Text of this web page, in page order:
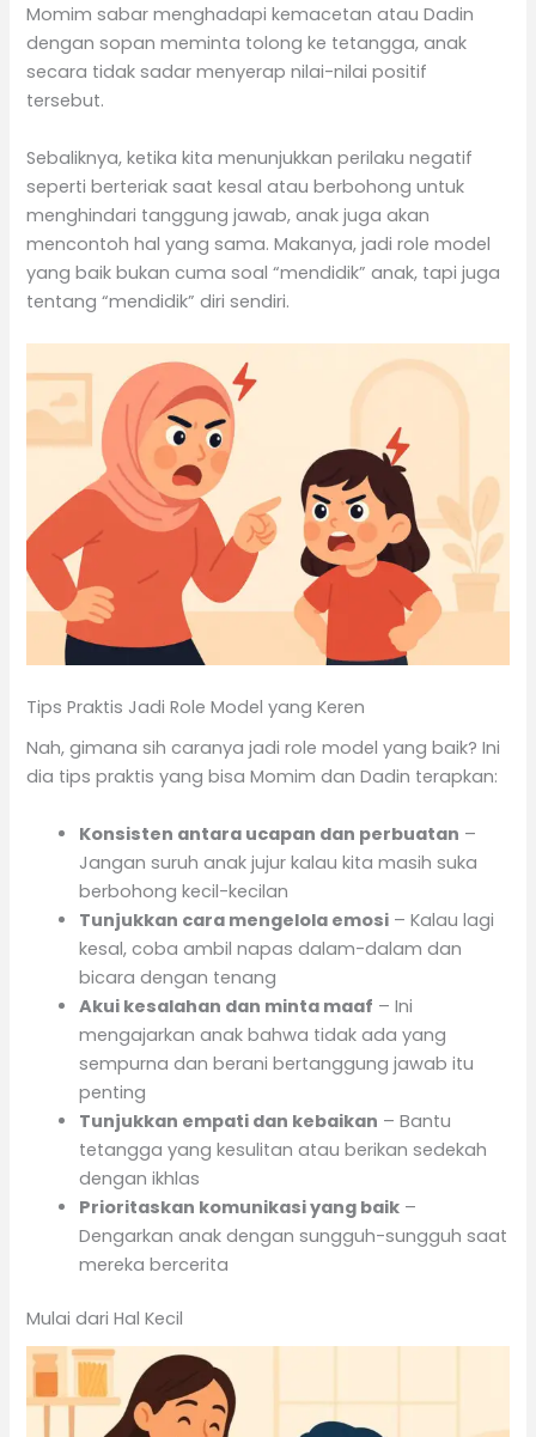
Momim sabar menghadapi kemacetan atau Dadin
dengan sopan meminta tolong ke tetangga, anak
secara tidak sadar menyerap nilai-nilai positif
tersebut.
Sebaliknya, ketika kita menunjukkan perilaku negatif
seperti berteriak saat kesal atau berbohong untuk
menghindari tanggung jawab, anak juga akan
mencontoh hal yang sama. Makanya, jadi role model
yang baik bukan cuma soal “mendidik” anak, tapi juga
tentang “mendidik” diri sendiri.
Tips Praktis Jadi Role Model yang Keren
Nah, gimana sih caranya jadi role model yang baik? Ini
dia tips praktis yang bisa Momim dan Dadin terapkan:
Konsisten antara ucapan dan perbuatan –
Jangan suruh anak jujur kalau kita masih suka
berbohong kecil-kecilan
Tunjukkan cara mengelola emosi – Kalau lagi
kesal, coba ambil napas dalam-dalam dan
bicara dengan tenang
Akui kesalahan dan minta maaf – Ini
mengajarkan anak bahwa tidak ada yang
sempurna dan berani bertanggung jawab itu
penting
Tunjukkan empati dan kebaikan – Bantu
tetangga yang kesulitan atau berikan sedekah
dengan ikhlas
Prioritaskan komunikasi yang baik –
Dengarkan anak dengan sungguh-sungguh saat
mereka bercerita
Mulai dari Hal Kecil